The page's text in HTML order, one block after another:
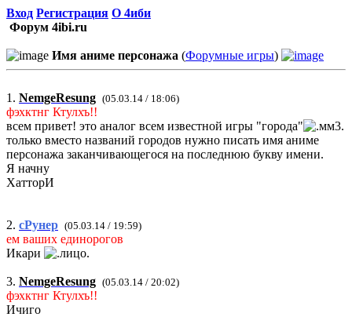
Вход Регистрация О 4иби
Форум 4ibi.ru
Имя аниме персонажа (Форумные игры)
1. NemgeResung (05.03.14 / 18:06)
фэхктнг Ктулхъ!!
всем привет! это аналог всем известной игры "города"
только вместо названий городов нужно писать имя аниме
персонажа заканчивающегося на последнюю букву имени.
Я начну
ХатторИ
2. сРунер (05.03.14 / 19:59)
ем ваших единорогов
Икари
3. NemgeResung (05.03.14 / 20:02)
фэхктнг Ктулхъ!!
Ичиго